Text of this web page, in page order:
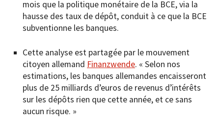
mois que la politique monétaire de la BCE, via la
hausse des taux de dépôt, conduit à ce que la BCE
subventionne les banques.
Cette analyse est partagée par le mouvement
citoyen allemand Finanzwende. « Selon nos
estimations, les banques allemandes encaisseront
plus de 25 milliards d’euros de revenus d’intérêts
sur les dépôts rien que cette année, et ce sans
aucun risque. »